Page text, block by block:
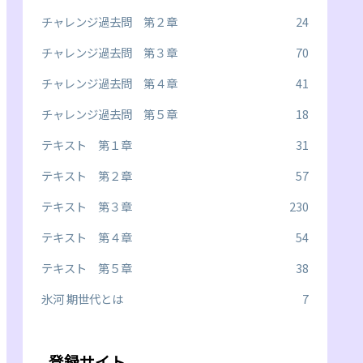
チャレンジ過去問 第２章
24
チャレンジ過去問 第３章
70
チャレンジ過去問 第４章
41
チャレンジ過去問 第５章
18
テキスト 第１章
31
テキスト 第２章
57
テキスト 第３章
230
テキスト 第４章
54
テキスト 第５章
38
氷河 期世代とは
7